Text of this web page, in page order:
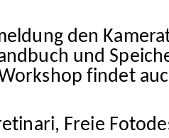
den
und
findet
Freie